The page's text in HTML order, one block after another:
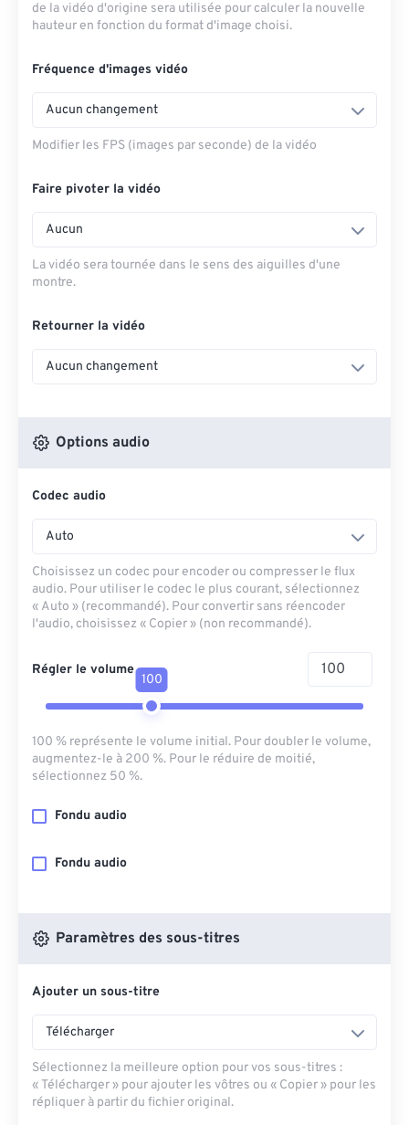
de la vidéo d'origine sera utilisée pour calculer la nouvelle
hauteur en fonction du format d'image choisi.
Fréquence d'images vidéo
Aucun changement
Modifier les FPS (images par seconde) de la vidéo
Faire pivoter la vidéo
Aucun
La vidéo sera tournée dans le sens des aiguilles d'une
montre.
Retourner la vidéo
Aucun changement
Options audio
Codec audio
Auto
Choisissez un codec pour encoder ou compresser le flux
audio. Pour utiliser le codec le plus courant, sélectionnez
« Auto » (recommandé). Pour convertir sans réencoder
l'audio, choisissez « Copier » (non recommandé).
Régler le volume
100
100 % représente le volume initial. Pour doubler le volume,
augmentez-le à 200 %. Pour le réduire de moitié,
sélectionnez 50 %.
Fondu audio
Fondu audio
Paramètres des sous-titres
Ajouter un sous-titre
Télécharger
Sélectionnez la meilleure option pour vos sous-titres :
« Télécharger » pour ajouter les vôtres ou « Copier » pour les
répliquer à partir du fichier original.